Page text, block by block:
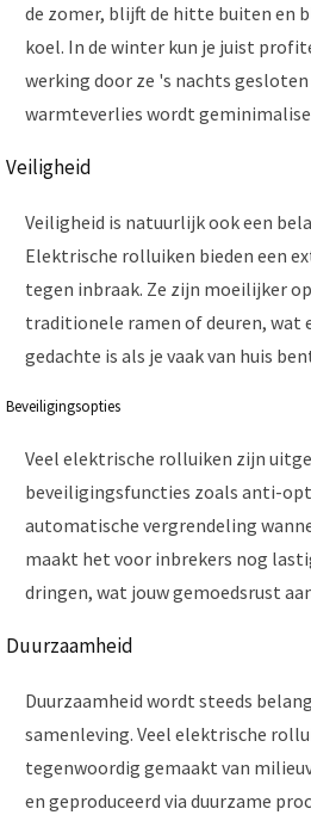
de zomer, blijft de hitte buiten en
koel. In de winter kun je juist
werking door ze 's nachts
warmteverlies wordt
Veiligheid
Veiligheid is natuurlijk ook een
Elektrische rolluiken bieden een
tegen inbraak. Ze zijn moeilijker
traditionele ramen of deuren, wat
gedachte is als je vaak van huis
Beveiligingsopties
Veel elektrische rolluiken zijn
beveiligingsfuncties zoals anti-
automatische vergrendeling
maakt het voor inbrekers nog
dringen, wat jouw gemoedsrust
Duurzaamheid
Duurzaamheid wordt steeds
samenleving. Veel elektrische
tegenwoordig gemaakt van
en geproduceerd via duurzame